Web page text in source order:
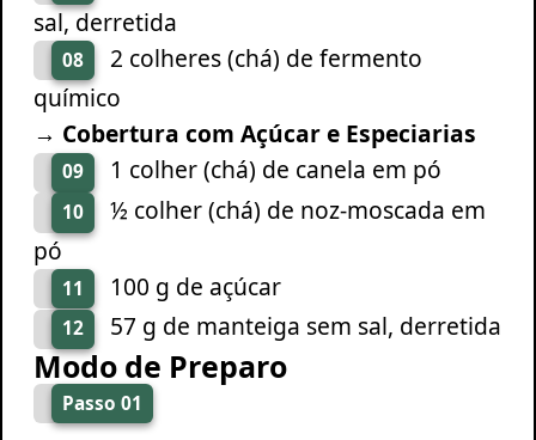
sal, derretida
08
2 colheres (chá) de fermento
químico
→ Cobertura com Açúcar e Especiarias
09 1 colher (chá) de canela em pó
10
½ colher (chá) de noz-moscada em
pó
11 100 g de açúcar
12 57 g de manteiga sem sal, derretida
Modo de Preparo
Passo 01